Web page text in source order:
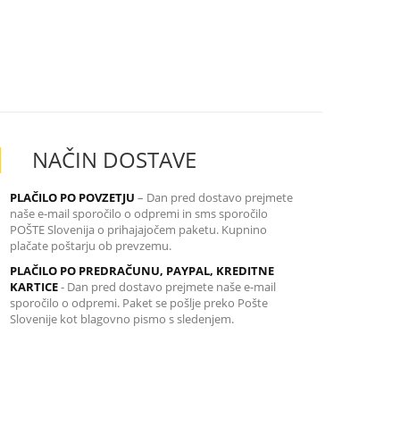
NAČIN DOSTAVE
PLAČILO PO POVZETJU – Dan pred dostavo prejmete
naše e-mail sporočilo o odpremi in sms sporočilo
POŠTE Slovenija o prihajajočem paketu. Kupnino
plačate poštarju ob prevzemu.
PLAČILO PO PREDRAČUNU, PAYPAL, KREDITNE
KARTICE- Dan pred dostavo prejmete naše e-mail
sporočilo o odpremi. Paket se pošlje preko Pošte
Slovenije kot blagovno pismo s sledenjem.